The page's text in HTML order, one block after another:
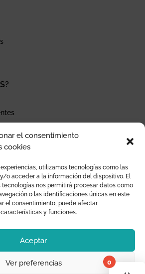
el consentimiento
cookies
utilizamos tecnologías como las
o acceder a la información del dispositivo. El
nos permitirá procesar datos como
o las identificaciones únicas en este
el consentimiento, puede afectar
y funciones.
Aceptar
Ver preferencias 0